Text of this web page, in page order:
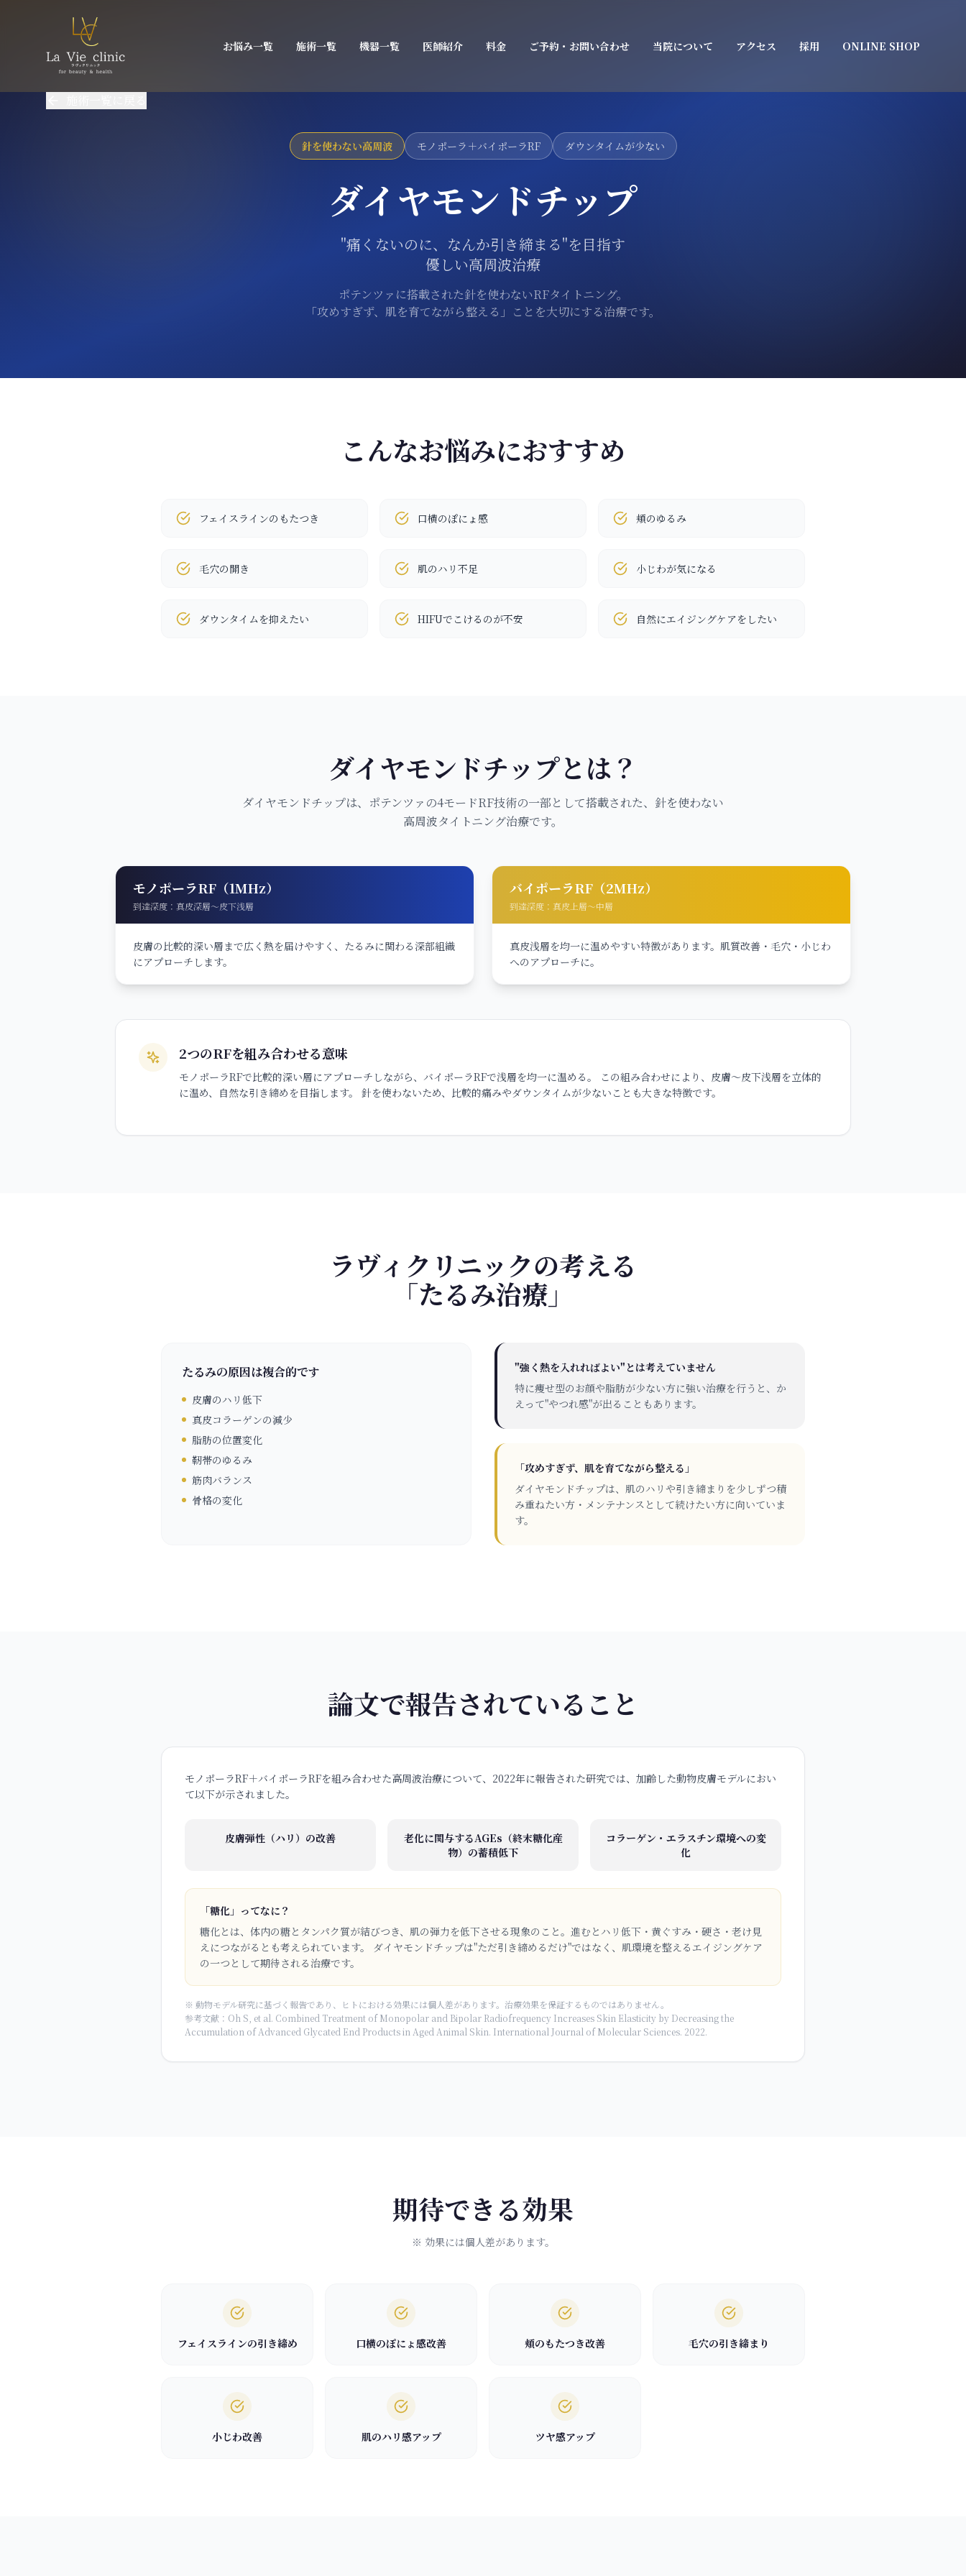
お悩み一覧 施術一覧 機器一覧 医師紹介 料金 ご予約・お問い合わせ 当院について アクセス 採用 ONLINE SHOP
針を使わない高周波 モノポーラ＋バイポーラRF ダウンタイムが少ない
ダイヤモンドチップ
"痛くないのに、なんか引き締まる"を目指す
優しい高周波治療
ポテンツァに搭載された針を使わないRFタイトニング。
「攻めすぎず、肌を育てながら整える」ことを大切にする治療です。
こんなお悩みにおすすめ
フェイスラインのもたつき 口横のぽにょ感 頬のゆるみ
毛穴の開き 肌のハリ不足 小じわが気になる
ダウンタイムを抑えたい HIFUでこけるのが不安 自然にエイジングケアをしたい
ダイヤモンドチップとは？
ダイヤモンドチップは、ポテンツァの4モードRF技術の一部として搭載された、針を使わない
高周波タイトニング治療です。
モノポーラRF（1MHz）
到達深度： 真皮深層〜皮下浅層
皮膚の比較的深い層まで広く熱を届けやすく、たるみに関わる深部組織
にアプローチします。
バイポーラRF（2MHz）
到達深度： 真皮上層〜中層
真皮浅層を均一に温めやすい特徴があります。肌質改善・毛穴・小じわ
へのアプローチに。
2つのRFを組み合わせる意味
モノポーラRFで比較的深い層にアプローチしながら、バイポーラRFで浅層を均一に温める。 この組み合わせにより、皮膚〜皮下浅層を立体的
に温め、自然な引き締めを目指します。 針を使わないため、比較的痛みやダウンタイムが少ないことも大きな特徴です。
ラヴィクリニックの考える
「たるみ治療」
たるみの原因は複合的です
皮膚のハリ低下
真皮コラーゲンの減少
脂肪の位置変化
靭帯のゆるみ
筋肉バランス
骨格の変化
"強く熱を入れればよい"とは考えていません
特に痩せ型のお顔や脂肪が少ない方に強い治療を行うと、か
えって"やつれ感"が出ることもあります。
「攻めすぎず、肌を育てながら整える」
ダイヤモンドチップは、肌のハリや引き締まりを少しずつ積
み重ねたい方・メンテナンスとして続けたい方に向いていま
す。
論文で報告されていること
モノポーラRF＋バイポーラRFを組み合わせた高周波治療について、2022年に報告された研究では、加齢した動物皮膚モデルにおい
て以下が示されました。
皮膚弾性（ハリ）の改善
老化に関与するAGEs（終末糖化産
物）の蓄積低下
コラーゲン・エラスチン環境への変
化
「糖化」ってなに？
糖化とは、体内の糖とタンパク質が結びつき、肌の弾力を低下させる現象のこと。進むとハリ低下・黄ぐすみ・硬さ・老け見
えにつながるとも考えられています。 ダイヤモンドチップは"ただ引き締めるだけ"ではなく、肌環境を整えるエイジングケア
の一つとして期待される治療です。
※ 動物モデル研究に基づく報告であり、ヒトにおける効果には個人差があります。治療効果を保証するものではありません。
参考文献：Oh S, et al. Combined Treatment of Monopolar and Bipolar Radiofrequency Increases Skin Elasticity by Decreasing the
Accumulation of Advanced Glycated End Products in Aged Animal Skin. International Journal of Molecular Sciences. 2022.
期待できる効果
※ 効果には個人差があります。
フェイスラインの引き締め 口横のぽにょ感改善 頬のもたつき改善 毛穴の引き締まり
小じわ改善 肌のハリ感アップ ツヤ感アップ